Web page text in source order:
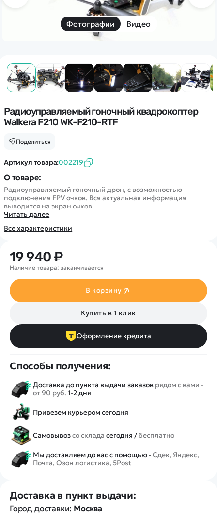
Фотографии Видео
Радиоуправляемый гоночный квадрокоптер
Walkera F210 WK-F210-RTF
Поделиться
Артикул товара:002219
О товаре:
Радиоуправляемый гоночный дрон, с возможностью
подключения FPV очков. Вся актуальная информация
выводится на экран очков.
Читать далее
Все характеристики
19 940 ₽
Наличие товара: заканчивается
В корзину
Купить в 1 клик
Оформление кредита
Способы получения:
Доставка до пункта выдачи заказов рядом с вами -
от 90 руб. 1-2 дня
Привезем курьером сегодня
Самовывозсо склада сегодня /бесплатно
Мы доставляем до вас с помощью -Сдек, Яндекс,
Почта, Озон логистика, 5Post
Доставка в пункт выдачи:
Город доставки: Москва
Дополнительный способ связи
WhatsApp/Мобильный
Есть вопрос? Можем связаться с вами
Заказать звонок
Квадрокоптеры
Машинки
Танки
Вертолеты
Катера
Самолеты
Сборные модели
Детские электромобили
Спецтехника
Конструкторы
Запчасти для моделей
Информация
Оптовые продажи
Обзор квадрокоптеров
Аренда Квадрокоптеров
Покупка в кредит
Покупателю
Оплата и доставка
Помощь
Отследить заказ
Оплата на сайте